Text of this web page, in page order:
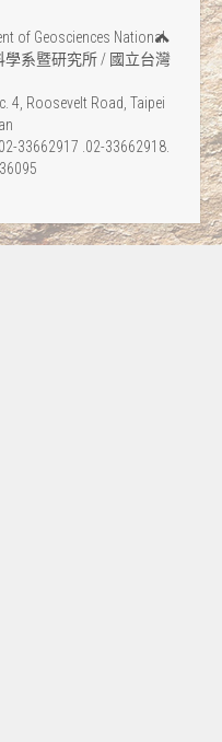
of Geosciences National
學系暨研究所 / 國立台灣
Roosevelt Road, Taipei
33662917 .02-33662918.